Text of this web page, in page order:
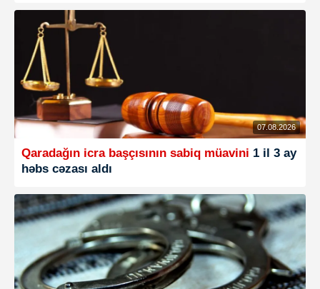
07.08.2026
Qaradağın icra başçısının sabiq müavini 1 il 3 ay
həbs cəzası aldı